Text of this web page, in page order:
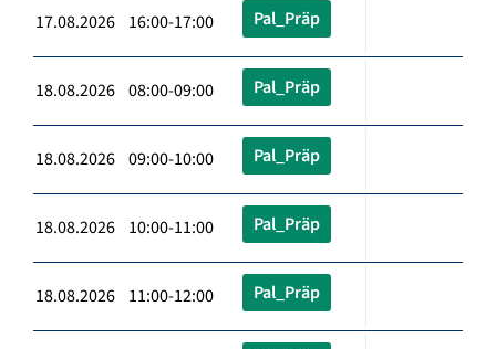
17.08.2026 16:00-17:00 Pal_Präp
18.08.2026 08:00-09:00 Pal_Präp
18.08.2026 09:00-10:00 Pal_Präp
18.08.2026 10:00-11:00 Pal_Präp
18.08.2026 11:00-12:00 Pal_Präp